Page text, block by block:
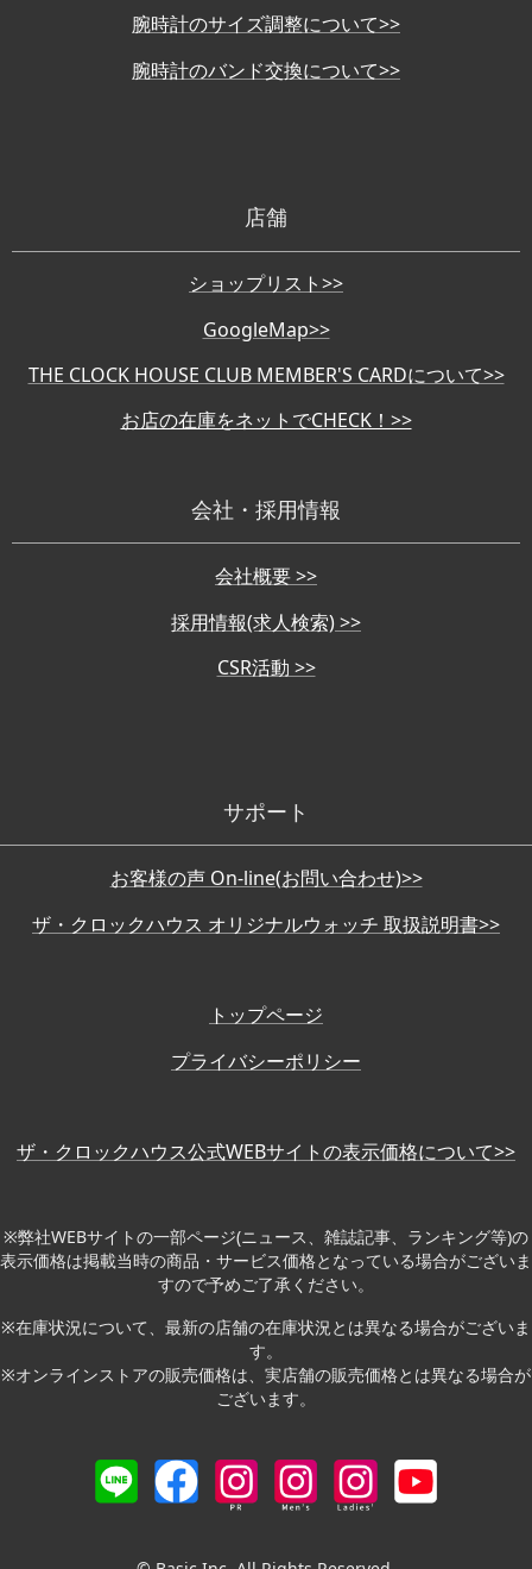
腕時計のサイズ調整について>>
腕時計のバンド交換について>>
店舗
ショップリスト>>
GoogleMap>>
THE CLOCK HOUSE CLUB MEMBER'S CARDについて>>
お店の在庫をネットでCHECK！>>
会社・採用情報
会社概要 >>
採用情報(求人検索) >>
CSR活動 >>
サポート
お客様の声 On-line(お問い合わせ)>>
ザ・クロックハウス オリジナルウォッチ 取扱説明書>>
トップページ
プライバシーポリシー
ザ・クロックハウス公式WEBサイトの表示価格について>>
※弊社WEBサイトの一部ページ(ニュース、雑誌記事、ランキング等)の
表示価格は掲載当時の商品・サービス価格となっている場合がございま
すので予めご了承ください。
※在庫状況について、最新の店舗の在庫状況とは異なる場合がございま
す。
※オンラインストアの販売価格は、実店舗の販売価格とは異なる場合が
ございます。